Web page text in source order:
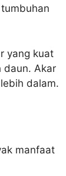
yang kuat
daun. Akar
dalam.
manfaat